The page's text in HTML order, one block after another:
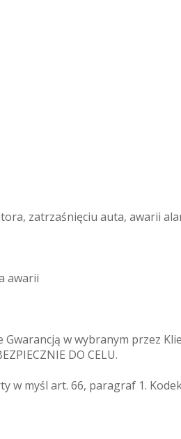
zatrzaśnięciu auta, awarii
awarii
w wybranym przez
DO CELU.
myśl art. 66, paragraf 1.